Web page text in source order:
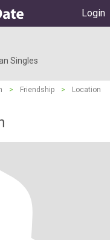
Login
Singles
> Friendship >
Location